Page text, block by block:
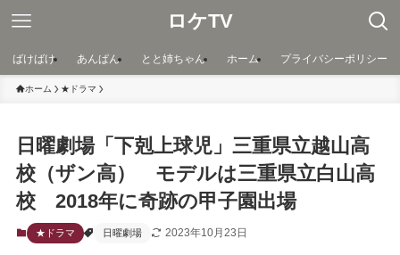
ロケTV
ばけばけ あんぱん とと姉ちゃん ホーム プライバシーポリシー
ホーム ★ドラマ
日曜劇場「下剋上球児」三重県立越山高
校（ザン高） モデルは三重県立白山高
校 2018年に奇跡の甲子園出場
★ドラマ 日曜劇場 2023年10月23日